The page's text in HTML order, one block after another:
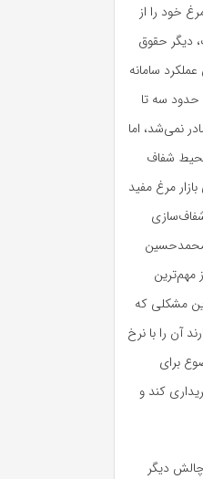
خود را از
دیگر حقوق
سامانه
سه تا
صادر نمی‌شد، اما
شفاف
مرغ مفید
محمدحسین
مهم‌ترین
مشکلی که
آن را با نرخ
برای
کند و
دیگر